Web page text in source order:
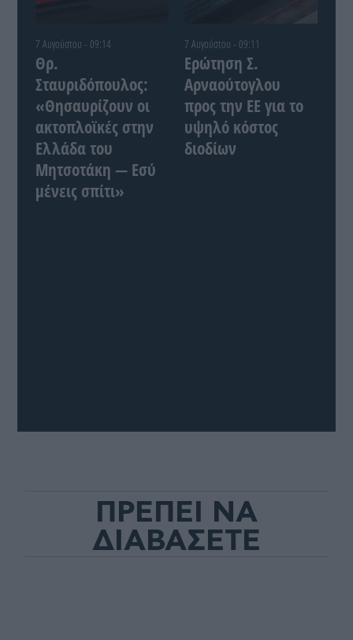
7 Αυγούστου - 09:14
Θρ.
Σταυριδόπουλος:
«Θησαυρίζουν οι
ακτοπλοϊκές στην
Ελλάδα του
Μητσοτάκη — Εσύ
μένεις σπίτι»
7 Αυγούστου - 09:11
Ερώτηση Σ.
Αρναούτογλου
προς την ΕΕ για το
υψηλό κόστος
διοδίων
ΠΡΕΠΕΙ ΝΑ
ΔΙΑΒΑΣΕΤΕ